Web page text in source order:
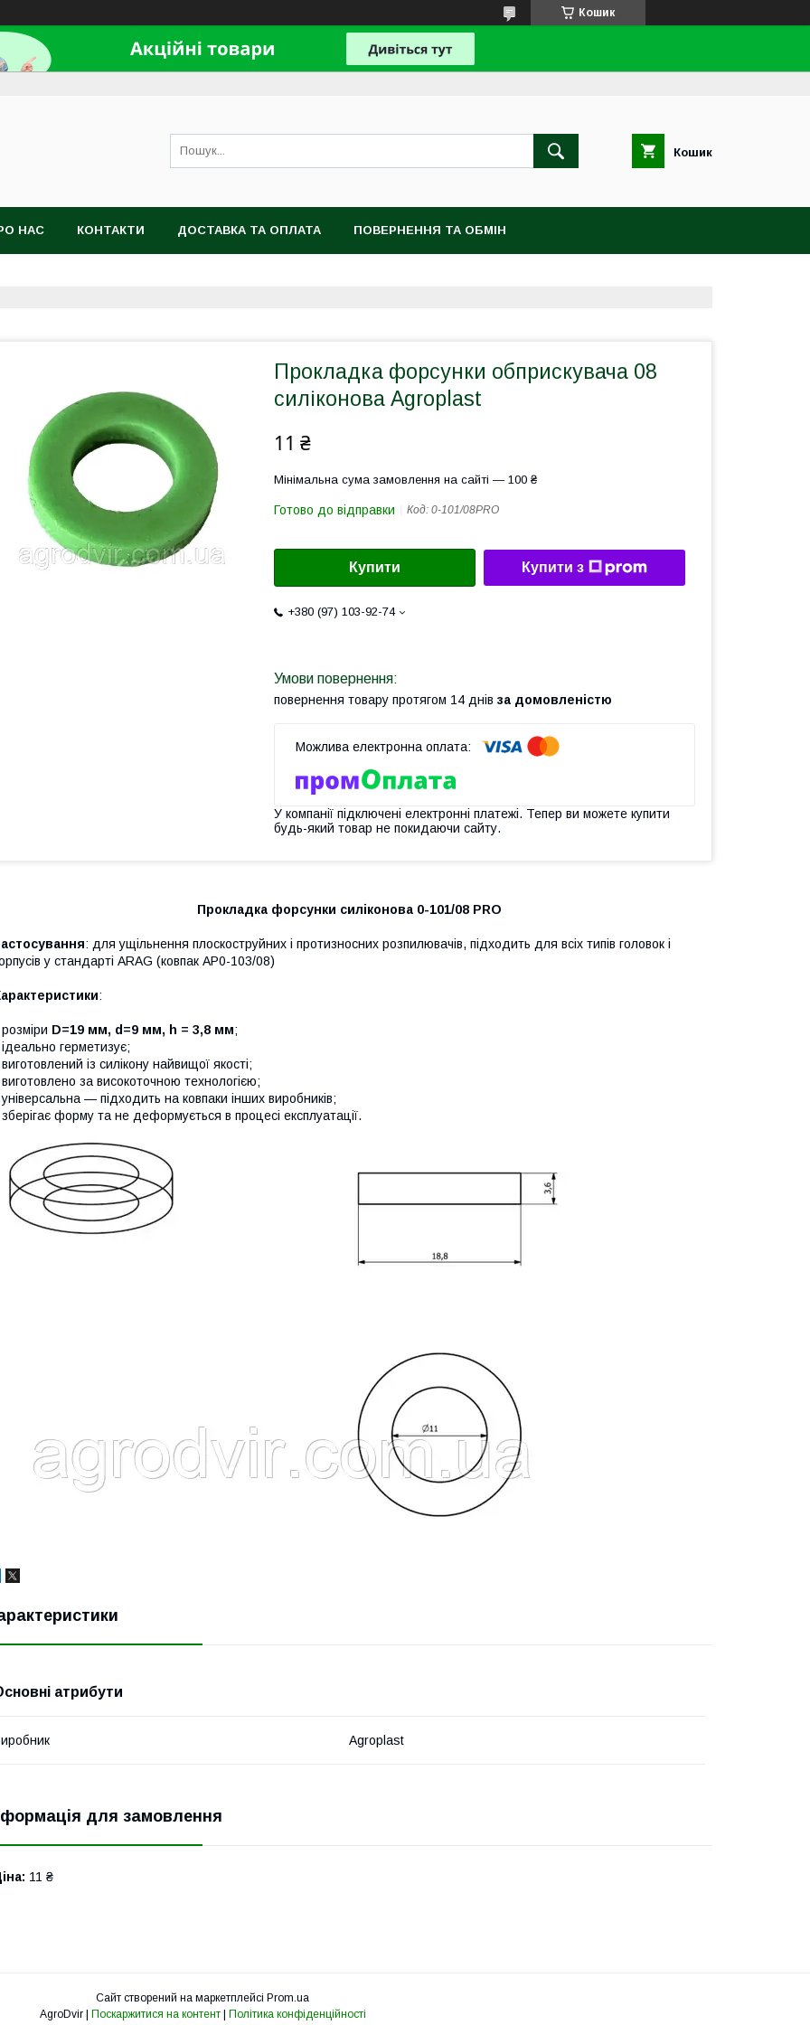
Кошик
Кошик
НАС КОНТАКТИ ДОСТАВКА ТА ОПЛАТА ПОВЕРНЕННЯ ТА ОБМІН
Прокладка форсунки обприскувача 08
силіконова Agroplast
11 ₴
Мінімальна сума замовлення на сайті — 100 ₴
Готово до відправки Код: 0-101/08PRO
Купити Купити з
+380 (97) 103-92-74
повернення товару протягом 14 днів за домовленістю
У компанії підключені електронні платежі. Тепер ви можете купити
будь-який товар не покидаючи сайту.
Прокладка форсунки силіконова 0-101/08 PRO
: для ущільнення плоскоструйних і протизносних розпилювачів, підходить для всіх типів головок і
у стандарті ARAG (ковпак AP0-103/08)
:
розміри D=19 мм, d=9 мм, h = 3,8 мм;
ідеально герметизує;
виготовлений із силікону найвищої якості;
виготовлено за високоточною технологією;
універсальна — підходить на ковпаки інших виробників;
зберігає форму та не деформується в процесі експлуатації.
атрибути
Agroplast
для замовлення
11 ₴
Сайт створений на маркетплейсі Prom.ua
AgroDvir | Поскаржитися на контент | Політика конфіденційності